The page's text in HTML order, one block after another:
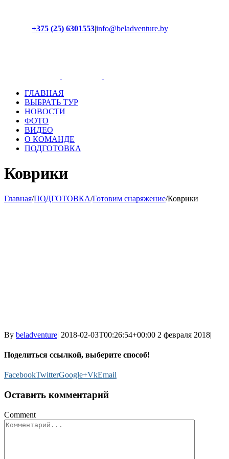
+375 (25) 6301553|info@beladventure.by
ГЛАВНАЯ
ВЫБРАТЬ ТУР
НОВОСТИ
ФОТО
ВИДЕО
О КОМАНДЕ
ПОДГОТОВКА
Коврики
Главная/ПОДГОТОВКА/Готовим снаряжение/Коврики
By beladventure| 2018-02-03T00:26:54+00:00 2 февраля 2018|
Поделиться ссылкой, выберите способ!
FacebookTwitterGoogle+VkEmail
Оставить комментарий
Comment